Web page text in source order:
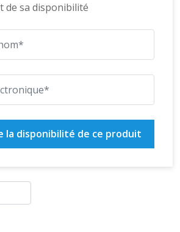
de sa disponibilité
la disponibilité de ce produit